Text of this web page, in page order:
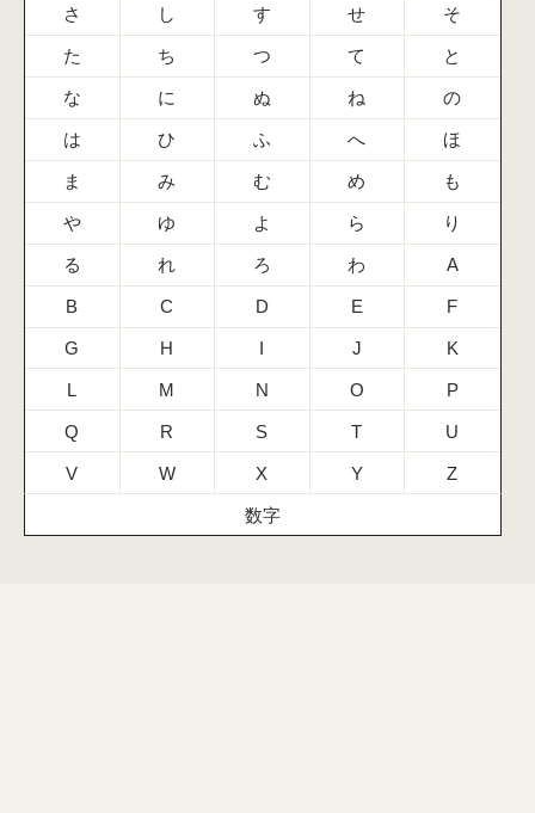
さ し す せ そ
た ち つ て と
な に ぬ ね の
は ひ ふ へ ほ
ま み む め も
や ゆ よ ら り
る れ ろ わ A
B C D E F
G H I J K
L M N O P
Q R S T U
V W X Y Z
数字